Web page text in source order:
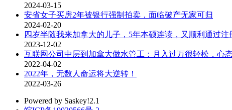
2024-03-15
安省女子买房2年被银行强制拍卖，面临破产无家可归
2024-02-20
四岁半随我来加拿大的儿子，5年本硕连读，又顺利通过注
2023-12-02
互联网公司中层到加拿大做水管工：月入过万很轻松，心
2022-04-02
2022年，无数人命运将大逆转！
2022-03-26
Powered by Saskey!2.1